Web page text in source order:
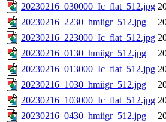
20230216_030000_Ic_flat_512.jpg
20230216_2230_hmiigr_512.jpg
20230216_223000_Ic_flat_512.jpg
20230216_0130_hmiigr_512.jpg
20230216_013000_Ic_flat_512.jpg
20230216_1030_hmiigr_512.jpg
20230216_103000_Ic_flat_512.jpg
20230216_0430_hmiigr_512.jpg